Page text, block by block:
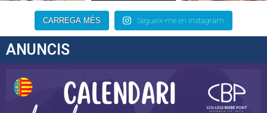
CARREGA MÉS Segueix-me en Instagram
ANUNCIS